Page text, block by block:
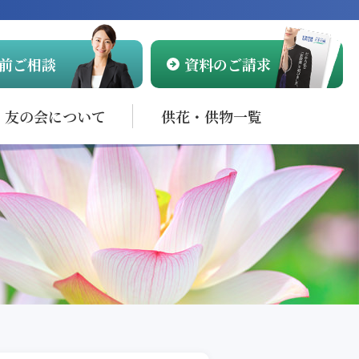
ご相談 資料のご請求
友の会について 供花・供物一覧